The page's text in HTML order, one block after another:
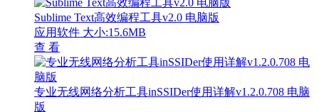
Sublime Text高效编程工具v2.0 电脑版
应用软件 大小:15.6MB
查 看
专业无线网络分析工具inSSIDer使用详解v1.2.0.708 电脑
版